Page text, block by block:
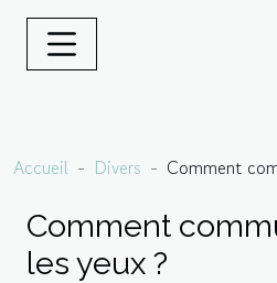
Accueil Divers Comment
Comment
les yeux ?